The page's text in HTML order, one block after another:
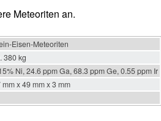
Meteoriten an.
Eisen-Meteoriten
380 kg
Ni, 24.6 ppm Ga, 68.3 ppm Ge, 0.55 ppm Ir
mm x 49 mm x 3 mm